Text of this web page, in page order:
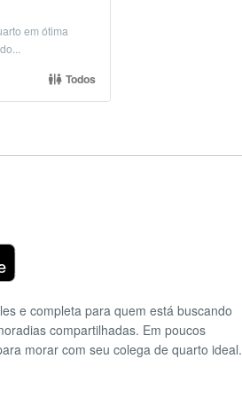
Todos
e completa para quem está buscando
compartilhadas. Em poucos
morar com seu colega de quarto ideal.